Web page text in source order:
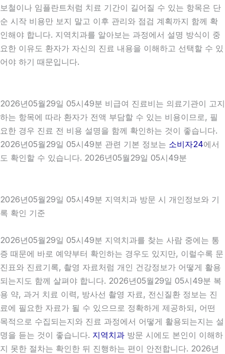
보철이나 임플란트처럼 치료 기간이 길어질 수 있는 항목은 단
순 시작 비용만 보지 말고 이후 관리와 점검 계획까지 함께 확
인해야 합니다. 지역치과를 알아보는 과정에서 설명 방식이 중
요한 이유도 환자가 자신의 진료 내용을 이해하고 선택할 수 있
어야 하기 때문입니다.
2026년05월29일 05시49분 비급여 진료비는 의료기관이 고지
하는 항목에 따라 환자가 전액 부담할 수 있는 비용이므로, 필
요한 경우 진료 전 비용 설명을 함께 확인하는 것이 좋습니다.
2026년05월29일 05시49분 관련 기본 정보는 소비자24에서
도 확인할 수 있습니다. 2026년05월29일 05시49분
2026년05월29일 05시49분 지역치과 방문 시 개인정보와 기
록 확인 기준
2026년05월29일 05시49분 지역치과를 찾는 사람 중에는 통
증 때문에 바로 예약부터 확인하는 경우도 있지만, 이럴수록 문
진표와 진료기록, 촬영 자료처럼 개인 건강정보가 어떻게 활용
되는지도 함께 살펴야 합니다. 2026년05월29일 05시49분 복
용 약, 과거 치료 이력, 방사선 촬영 자료, 전신질환 정보는 진
료에 필요한 자료가 될 수 있으므로 정확하게 제공하되, 어떤
목적으로 수집되는지와 진료 과정에서 어떻게 활용되는지는 설
명을 듣는 것이 좋습니다. 지역치과 방문 시에도 본인이 이해하
지 못한 절차는 확인한 뒤 진행하는 편이 안전합니다. 2026년